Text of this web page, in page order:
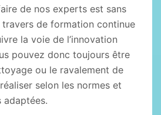
de nos experts est sans
travers de formation continue
la voie de l’innovation
pouvez donc toujours être
ou le ravalement de
selon les normes et
adaptées.